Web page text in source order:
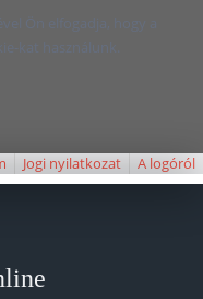
Ön elfogadja, hogy a
kat használunk.
Jogi nyilatkozat A logóról